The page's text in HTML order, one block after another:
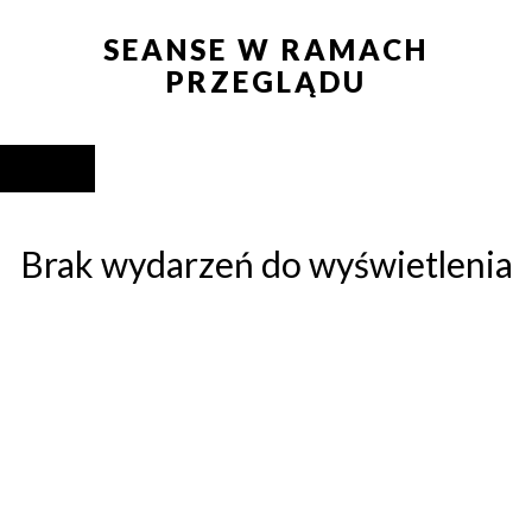
WYŚLIJ
SEANSE W RAMACH
PRZEGLĄDU
Brak wydarzeń do wyświetlenia